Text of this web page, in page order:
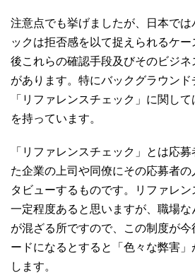
注意点でも挙げましたが、日本では
ックは拒否感を以て捉えられるケ
後これらの確認手段及びそのビジ
があります。特にバックグラウン
「リファレンスチェック」に関し
を持っています。
「リファレンスチェック」とは応
た企業の上司や同僚にその応募者
タビューするものです。リファレ
一定程度あると思いますが、職場
が混ざる所ですので、この制度が
ードになるとすると「色々な弊害
します。